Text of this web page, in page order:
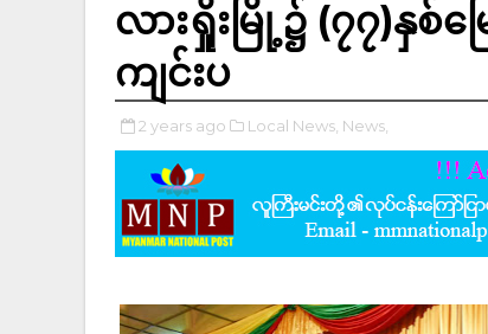
လားရှိုးမြို့၌ (၇၇)နှစ်
ကျင်းပ
2 years ago Local News, News,